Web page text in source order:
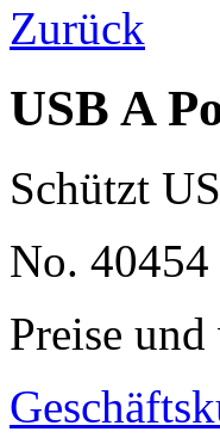
Zurück
USB A
Schützt
No. 40454
Preise